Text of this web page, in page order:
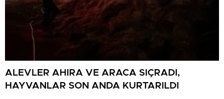
ALEVLER AHIRA VE ARACA SIÇRADI,
HAYVANLAR SON ANDA KURTARILDI